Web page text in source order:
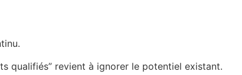
qualifiés” revient à ignorer le potentiel existant.